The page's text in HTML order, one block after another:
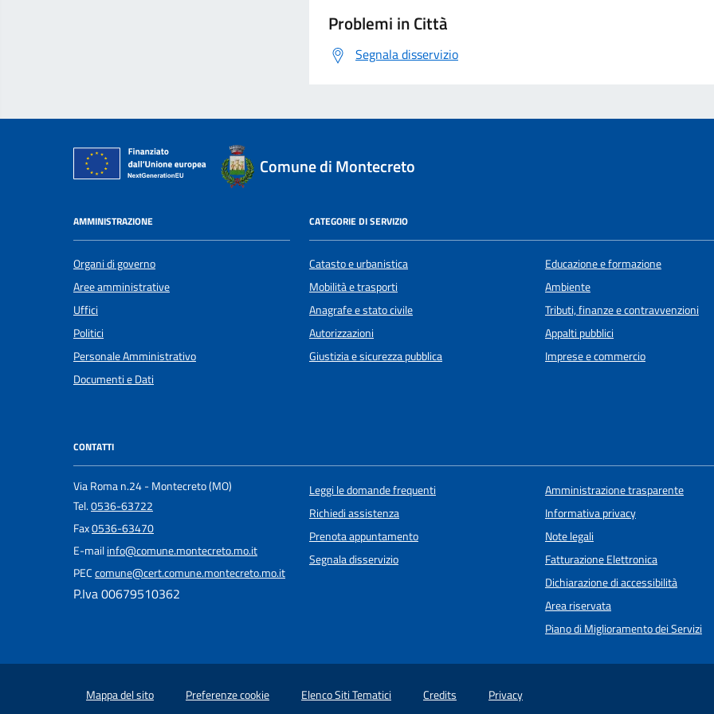
Problemi in Città
Segnala disservizio
Comune di Montecreto
AMMINISTRAZIONE
Organi di governo
Aree amministrative
Uffici
Politici
Personale Amministrativo
Documenti e Dati
CATEGORIE DI SERVIZIO
Catasto e urbanistica
Mobilità e trasporti
Anagrafe e stato civile
Autorizzazioni
Giustizia e sicurezza pubblica
Educazione e formazione
Ambiente
Tributi, finanze e contravvenzioni
Appalti pubblici
Imprese e commercio
CONTATTI
Via Roma n.24 - Montecreto (MO)
Tel.0536-63722
Fax0536-63470
E-mailinfo@comune.montecreto.mo.it
PECcomune@cert.comune.montecreto.mo.it
P.Iva 00679510362
Leggi le domande frequenti
Richiedi assistenza
Prenota appuntamento
Segnala disservizio
Amministrazione trasparente
Informativa privacy
Note legali
Fatturazione Elettronica
Dichiarazione di accessibilità
Area riservata
Piano di Miglioramento dei Servizi
Mappa del sito Preferenze cookie Elenco Siti Tematici Credits Privacy